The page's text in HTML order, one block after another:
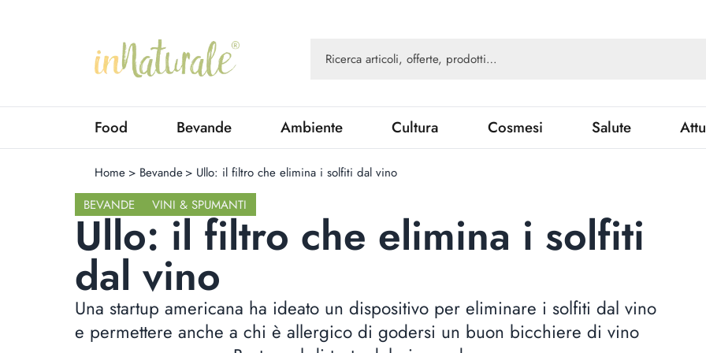
Food Bevande Ambiente Cultura Cosmesi Salute
Home > Bevande > Ullo: il filtro che elimina i solfiti dal vino
BEVANDE
VINI & SPUMANTI
Ullo: il filtro che elimina i solfiti
dal vino
Una startup americana ha ideato un dispositivo per eliminare i solfiti dal vino
e permettere anche a chi è allergico di godersi un buon bicchiere di vino